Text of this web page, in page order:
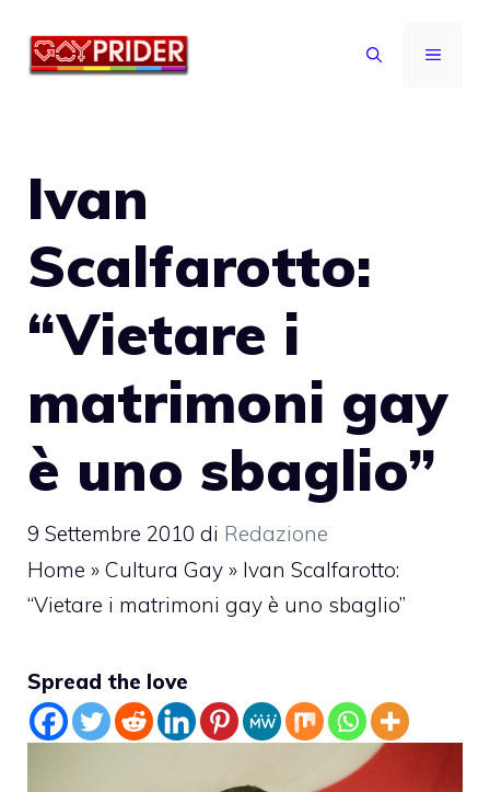
MENU
Ivan
Scalfarotto:
“Vietare i
matrimoni gay
è uno sbaglio”
9 Settembre 2010 di Redazione
Home » Cultura Gay » Ivan Scalfarotto:
“Vietare i matrimoni gay è uno sbaglio”
Spread the love